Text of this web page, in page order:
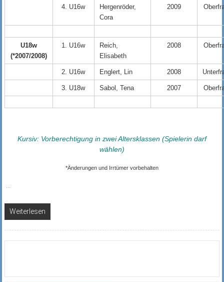
4. U16w
Hergenröder,
Cora
2009
U18w
(*2007/2008)
1. U16w
Reich,
Elisabeth
2008
2. U16w Englert, Lin 2008
3. U18w Sabol, Tena 2007
Kursiv: Vorberechtigung in zwei Altersklassen (Spielerin darf
wählen)
*Änderungen und Irrtümer vorbehalten
Weiterlesen